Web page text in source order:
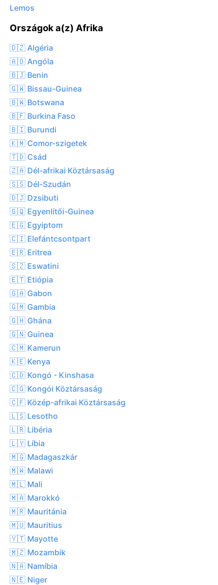
Lemos
Országok a(z) Afrika
🇩🇿 Algéria
🇦🇴 Angóla
🇧🇯 Benin
🇬🇼 Bissau-Guinea
🇧🇼 Botswana
🇧🇫 Burkina Faso
🇧🇮 Burundi
🇰🇲 Comor-szigetek
🇹🇩 Csád
🇿🇦 Dél-afrikai Köztársaság
🇸🇸 Dél-Szudán
🇩🇯 Dzsibuti
🇬🇶 Egyenlítői-Guinea
🇪🇬 Egyiptom
🇨🇮 Elefántcsontpart
🇪🇷 Eritrea
🇸🇿 Eswatini
🇪🇹 Etiópia
🇬🇦 Gabon
🇬🇲 Gambia
🇬🇭 Ghána
🇬🇳 Guinea
🇨🇲 Kamerun
🇰🇪 Kenya
🇨🇩 Kongó - Kinshasa
🇨🇬 Kongói Köztársaság
🇨🇫 Közép-afrikai Köztársaság
🇱🇸 Lesotho
🇱🇷 Libéria
🇱🇾 Líbia
🇲🇬 Madagaszkár
🇲🇼 Malawi
🇲🇱 Mali
🇲🇦 Marokkó
🇲🇷 Mauritánia
🇲🇺 Mauritius
🇾🇹 Mayotte
🇲🇿 Mozambik
🇳🇦 Namíbia
🇳🇪 Niger